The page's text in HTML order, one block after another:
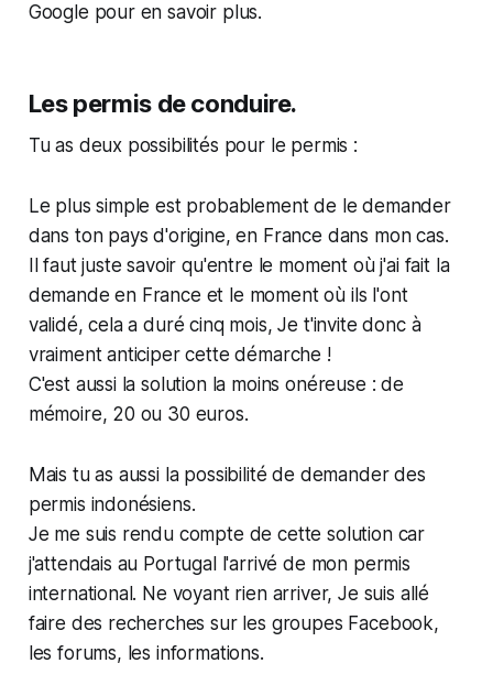
Google pour en savoir plus.
Les permis de conduire.
Tu as deux possibilités pour le permis :
Le plus simple est probablement de le demander
dans ton pays d'origine, en France dans mon cas.
Il faut juste savoir qu'entre le moment où j'ai fait la
demande en France et le moment où ils l'ont
validé, cela a duré cinq mois, Je t'invite donc à
vraiment anticiper cette démarche !
C'est aussi la solution la moins onéreuse : de
mémoire, 20 ou 30 euros.
Mais tu as aussi la possibilité de demander des
permis indonésiens.
Je me suis rendu compte de cette solution car
j'attendais au Portugal l'arrivé de mon permis
international. Ne voyant rien arriver, Je suis allé
faire des recherches sur les groupes Facebook,
les forums, les informations.